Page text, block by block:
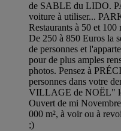
de SABLE du LIDO.
voiture à utiliser...
Restaurants à 50 et
De 250 à 850 Euros la
de personnes et
pour de plus amples
photos. Pensez à
personnes dans votre
VILLAGE de NOËL"
Ouvert de mi
000 m², à voir ou à
;)